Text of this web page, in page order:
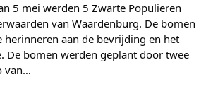
5 mei werden 5 Zwarte Populieren
van Waardenburg. De bomen
herinneren aan de bevrijding en het
De bomen werden geplant door twee
van…